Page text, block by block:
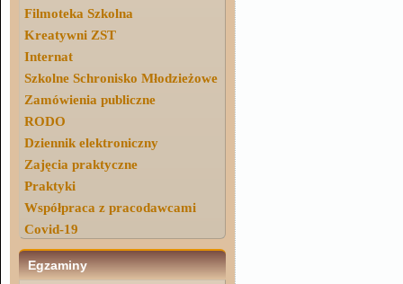
Filmoteka Szkolna
Kreatywni ZST
Internat
Szkolne Schronisko Młodzieżowe
Zamówienia publiczne
RODO
Dziennik elektroniczny
Zajęcia praktyczne
Praktyki
Współpraca z pracodawcami
Covid-19
Egzaminy